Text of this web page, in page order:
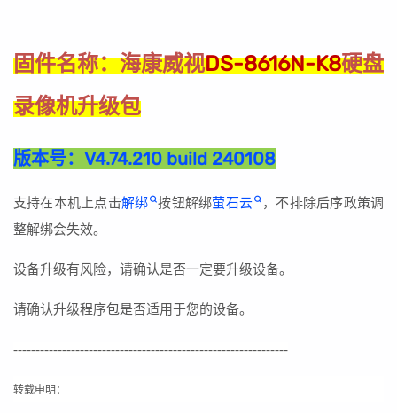
固件名称：海康威视DS-8616N-K8硬盘
录像机升级包
版本号： V4.74.210 build 240108
支持在本机上点击解绑 按钮解绑萤石云
，不排除后序政策调
整解绑会失效。
设备升级有风险，请确认是否一定要升级设备。
请确认升级程序包是否适用于您的设备。
--------------------------------------------------------------
转载申明：